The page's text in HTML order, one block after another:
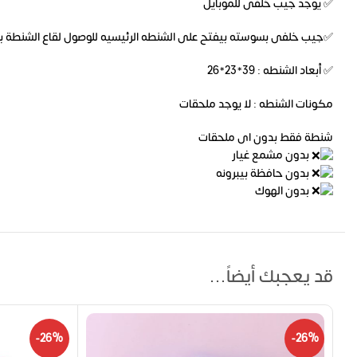
✅ يوجد جيب خلفى للموبايل
✅جيب خلفى بسوسته بيفتح على الشنطه الرئيسيه للوصول لقاع الشنطة
✅ أبعاد الشنطه : 39*23*26
مكونات الشنطه : لا يوجد ملحقات
شنطة فقط بدون اى ملحقات
بدون مشمع غيار
بدون حافظة بيبرونه
بدون الهوك
قد يعجبك أيضاً…
-26%
-26%